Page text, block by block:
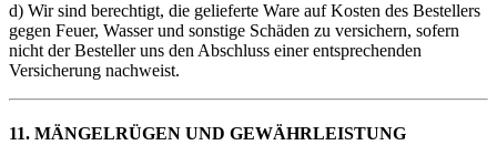
d) Wir sind berechtigt, die gelieferte Ware auf Kosten des Bestellers
gegen Feuer, Wasser und sonstige Schäden zu versichern, sofern
nicht der Besteller uns den Abschluss einer entsprechenden
Versicherung nachweist.
11. MÄNGELRÜGEN UND GEWÄHRLEISTUNG